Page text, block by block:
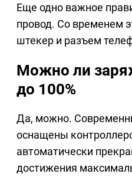
Еще одно важное
провод. Со временем
штекер и разъем
Можно ли
до 100%
Да, можно.
оснащены
автоматически
достижения